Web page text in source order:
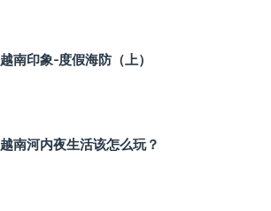
越南印象-度假海防（上）
越南河内夜生活该怎么玩？